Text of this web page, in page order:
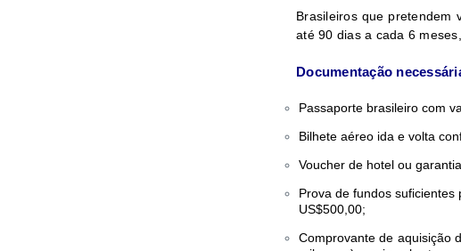
Brasileiros que pretendem
até 90 dias a cada 6
Documentação
Passaporte brasileiro com
Bilhete aéreo ida e volta
Voucher de hotel ou
Prova de fundos
US$500,00;
Comprovante de aquisição